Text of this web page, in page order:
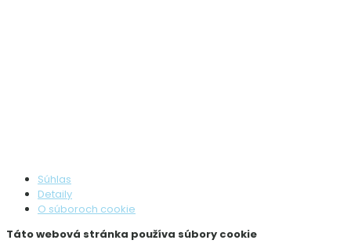
Súhlas
Detaily
O súboroch cookie
Táto webová stránka používa súbory cookie